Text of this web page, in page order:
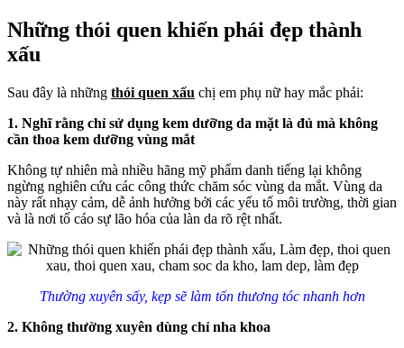
Những thói quen khiến phái đẹp thành
xấu
Sau đây là những thói quen xấu chị em phụ nữ hay mắc phải:
1. Nghĩ rằng chỉ sử dụng kem dưỡng da mặt là đủ mà không
cần thoa kem dưỡng vùng mắt
Không tự nhiên mà nhiều hãng mỹ phẩm danh tiếng lại không
ngừng nghiên cứu các công thức chăm sóc vùng da mắt. Vùng da
này rất nhạy cảm, dễ ảnh hưởng bởi các yếu tố môi trường, thời gian
và là nơi tố cáo sự lão hóa của làn da rõ rệt nhất.
Thường xuyên sấy, kẹp sẽ làm tổn thương tóc nhanh hơn
2. Không thường xuyên dùng chỉ nha khoa